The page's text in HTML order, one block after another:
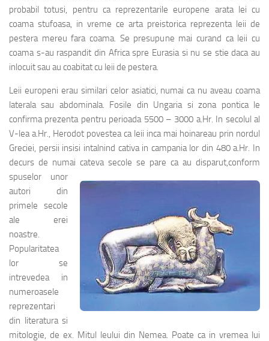
probabil totusi, pentru ca reprezentarile europene arata lei cu
coama stufoasa, in vreme ce arta preistorica reprezenta leii de
pestera mereu fara coama. Se presupune mai curand ca leii cu
coama s-au raspandit din Africa spre Eurasia si nu se stie daca au
inlocuit sau au coabitat cu leii de pestera.
Leii europeni erau similari celor asiatici, numai ca nu aveau coama
laterala sau abdominala. Fosile din Ungaria si zona pontica le
confirma prezenta pentru perioada 5500 – 3000 a.Hr. In secolul al
V-lea a.Hr., Herodot povestea ca leii inca mai hoinareau prin nordul
Greciei, persii insisi intalnind cativa in campania lor din 480 a.Hr. In
decurs de numai cateva secole se pare ca au disparut,conform
spuselor unor
autori din
primele secole
ale erei
noastre.
Popularitatea
lor se
intrevedea in
numeroasele
reprezentari
din literatura si
mitologie, de ex. Mitul leului din Nemea. Poate ca in vremea lui